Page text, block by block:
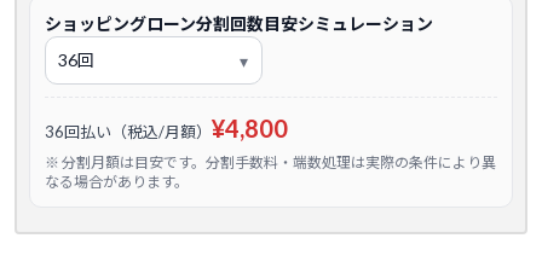
ショッピングローン分割回数目安シミュレーション
36回払い（税込/月額） ¥4,800
※ 分割月額は目安です。分割手数料・端数処理は実際の条件により異
なる場合があります。